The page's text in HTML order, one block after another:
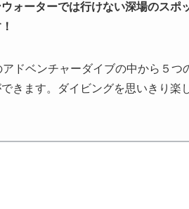
ォーターでは行けない深場のスポ
ドベンチャーダイブの中から５
きます。ダイビングを思いきり楽